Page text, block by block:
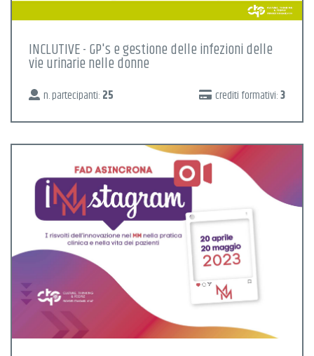
INCLUTIVE - GP's e gestione delle infezioni delle
vie urinarie nelle donne
n. partecipanti: 25 crediti formativi:3